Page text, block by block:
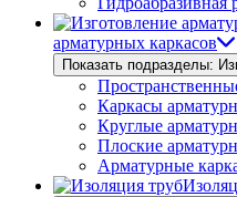
арматурных каркасов
Показать подразделы:
Каркасы
Круглые
Плоские
Арматурные